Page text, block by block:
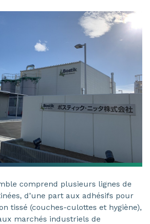
comprend plusieurs lignes de
d’une part aux adhésifs pour
tissé (couches-culottes et hygiène),
marchés industriels de